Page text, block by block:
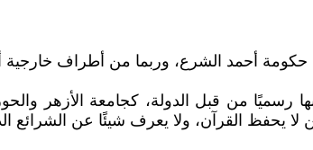
حكومة أحمد الشرع، وربما من أطراف
رسميًا من قبل الدولة، كجامعة الأزهر
لا يحفظ القرآن، ولا يعرف شيئًا عن